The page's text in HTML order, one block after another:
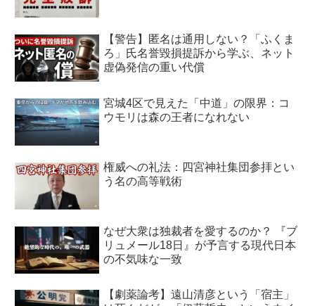
【警告】匿名は通用しない？「ふくま
ろ」氏名誉毀損提訴から学ぶ、ネット
虚偽発信の重い代償
宮城4区で見えた「中道」の限界：コ
ウモリは森の王者になれない
権威への礼法：四宮神社集団参拝とい
う名の高等戦術
なぜ大衆は独裁者を愛するのか？ 『ブ
リュメール18日』が予言する現代日本
の不気味な一致
【劇薬論考】遠山清彦という「宿主」